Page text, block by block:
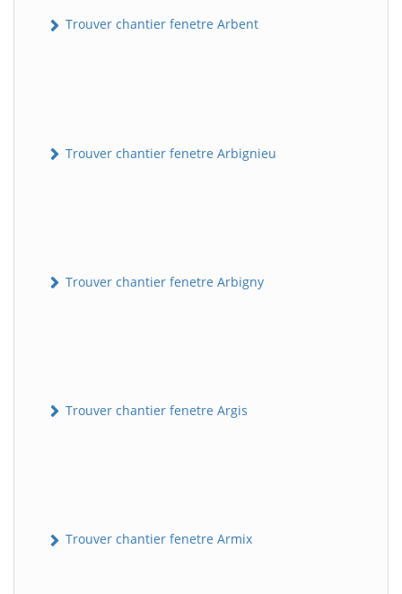
Trouver chantier fenetre Arbent
Trouver chantier fenetre Arbignieu
Trouver chantier fenetre Arbigny
Trouver chantier fenetre Argis
Trouver chantier fenetre Armix